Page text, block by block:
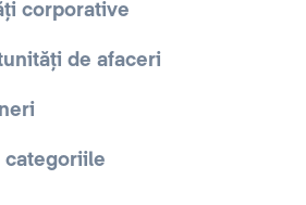
corporative
de afaceri
categoriile